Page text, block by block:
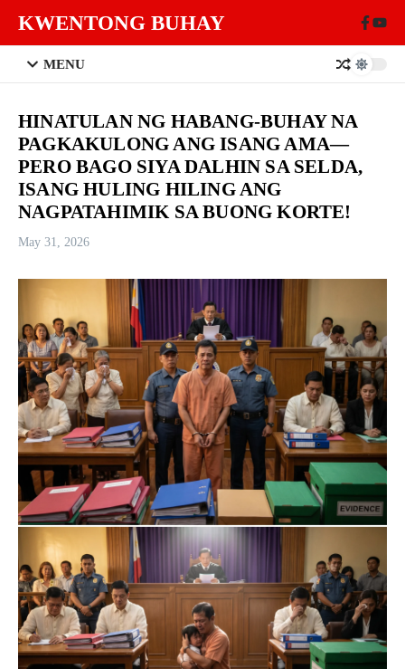
KWENTONG BUHAY
MENU
HINATULAN NG HABANG-BUHAY NA
PAGKAKULONG ANG ISANG AMA—
PERO BAGO SIYA DALHIN SA SELDA,
ISANG HULING HILING ANG
NAGPATAHIMIK SA BUONG KORTE!
May 31, 2026